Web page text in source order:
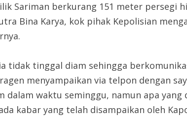
Sariman berkurang 151 meter persegi
Bina Karya, kok pihak Kepolisian
tidak tinggal diam sehingga
menyampaikan via telpon dengan
dalam waktu seminggu, namun apa
kabar yang telah disampaikan oleh